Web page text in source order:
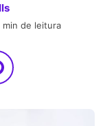
min de leitura